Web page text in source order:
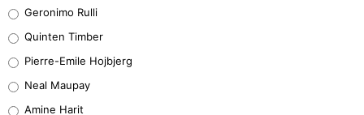
32%
4%
Geronimo Rulli
Quinten Timber
Pierre-Emile Hojbjerg
Neal Maupay
Amine Harit